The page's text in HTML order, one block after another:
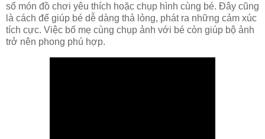
số món đồ chơi yêu thích hoặc chụp hình cùng bé. Đây cũng
là cách để giúp bé dễ dàng thả lỏng, phát ra những cảm xúc
tích cực. Việc bố mẹ cùng chụp ảnh với bé còn giúp bộ ảnh
trở nên phong phú hợp.